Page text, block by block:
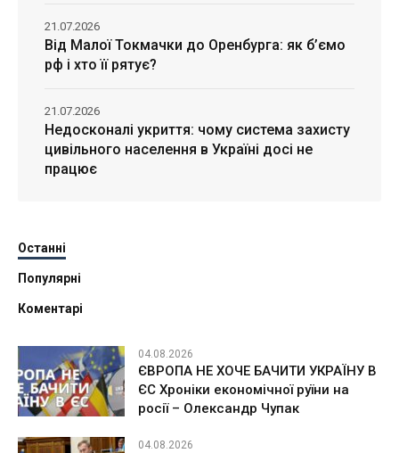
Від Малої Токмачки до Оренбурга: як б’ємо
рф і хто її рятує?
21.07.2026
Недосконалі укриття: чому система захисту
цивільного населення в Україні досі не
працює
21.07.2026
Останні
Популярні
Коментарі
04.08.2026
ЄВРОПА НЕ ХОЧЕ БАЧИТИ УКРАЇНУ В
ЄС Хроніки економічної руїни на
росії – Олександр Чупак
04.08.2026